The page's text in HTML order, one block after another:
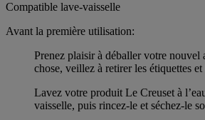
Compatible lave-vaisselle
Avant la première utilisation:
Prenez plaisir à déballer votre nouvel
chose, veillez à retirer les étiquettes et
Lavez votre produit Le Creuset à
vaisselle, puis rincez-le et séchez-le